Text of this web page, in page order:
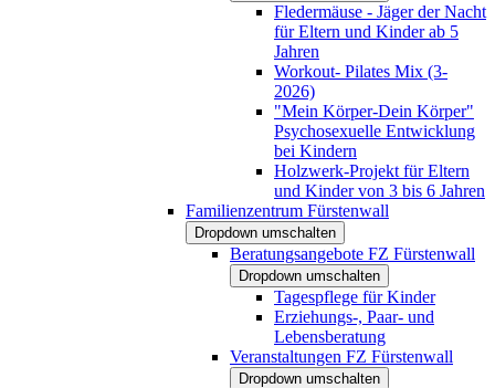
Fledermäuse - Jäger der Nacht
für Eltern und Kinder ab 5
Jahren
Workout- Pilates Mix (3-
2026)
"Mein Körper-Dein Körper"
Psychosexuelle Entwicklung
bei Kindern
Holzwerk-Projekt für Eltern
und Kinder von 3 bis 6 Jahren
Familienzentrum Fürstenwall
Dropdown umschalten
Beratungsangebote FZ Fürstenwall
Dropdown umschalten
Tagespflege für Kinder
Erziehungs-, Paar- und
Lebensberatung
Veranstaltungen FZ Fürstenwall
Dropdown umschalten